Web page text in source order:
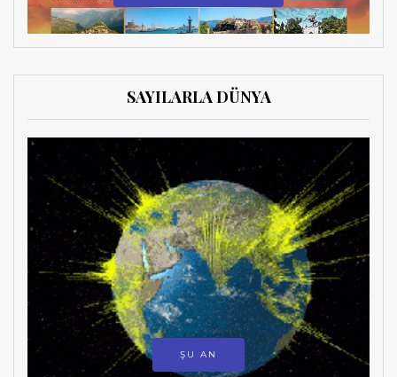
SAYILARLA DÜNYA
ŞU AN